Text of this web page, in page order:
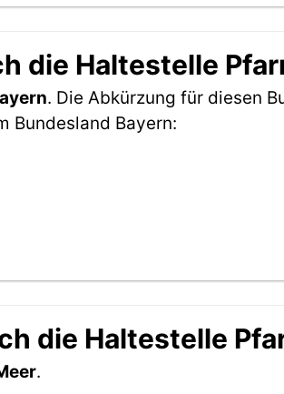
die Haltestelle
. Die Abkürzung für diesen
Bundesland Bayern:
die Haltestelle
.